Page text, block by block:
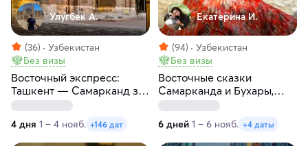
Улугбек А.
(36)
Узбекистан
Без визы
Восточный экспресс:
Ташкент — Самарканд за
4 дня
4 дня 1 – 4 нояб. +146 дат
Екатерина И.
(94)
Узбекистан
Без визы
Восточные сказки
Самарканда и Бухары,
Ташкент и горы Тянь-
Шань!
6 дней 1 – 6 нояб. +4 даты